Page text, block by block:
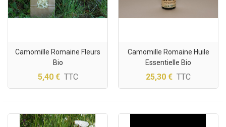
Camomille Romaine Fleurs
Bio
5,40 € TTC
Camomille Romaine Huile
Essentielle Bio
25,30 € TTC